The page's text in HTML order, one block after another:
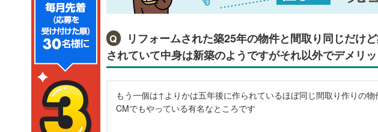
Q
リフォームされた築25年の物件と間取り同じだけ
されていて中身は新築のようですがそれ以外でデメリ
もう一個は↑よりかは五年後に作られているほぼ同じ間取り作りの
CMでもやっている有名なところです